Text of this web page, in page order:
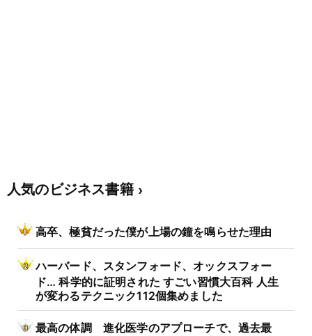
人気のビジネス書籍
高卒、極貧だった僕が上場の鐘を鳴らせた理由
ハーバード、スタンフォード、オックスフォー
ド… 科学的に証明された すごい習慣大百科 人生
が変わるテクニック112個集めました
最高の体調 進化医学のアプローチで、過去最